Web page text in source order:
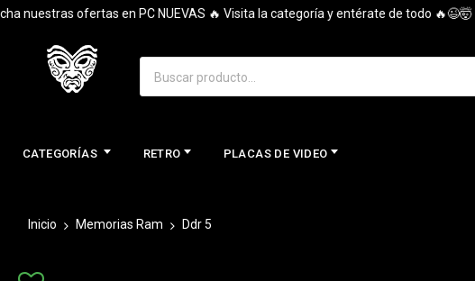
ofertas en PC NUEVAS 🔥 Visita la categoría y entérate de todo 🔥😉🤯
CATEGORÍAS RETRO PLACAS DE VIDEO
Inicio Memorias Ram Ddr 5